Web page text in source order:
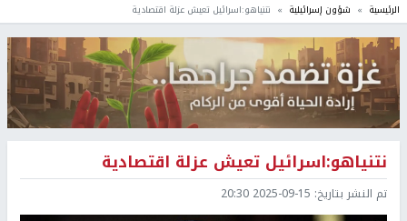
الرئيسية شؤون إسرائيلية نتنياهو:اسرائيل تعيش عزلة اقتصادية
نتنياهو:اسرائيل تعيش عزلة اقتصادية
تم النشر بتاريخ: 2025-09-15 20:30